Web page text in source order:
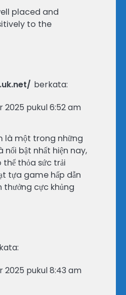
placed and
to the
berkata:
2025 pukul 6:52 am
là một trong những
bật nhất hiện nay,
thể thỏa sức trải
tựa game hấp dẫn
thưởng cực khủng
2025 pukul 8:43 am